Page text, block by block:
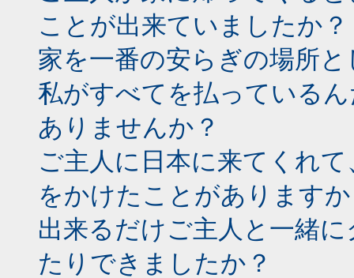
ことが出来ていましたか？
家を一番の安らぎの場所
私がすべてを払っている
ありませんか？
ご主人に日本に来てくれ
をかけたことがあります
出来るだけご主人と一緒
たりできましたか？